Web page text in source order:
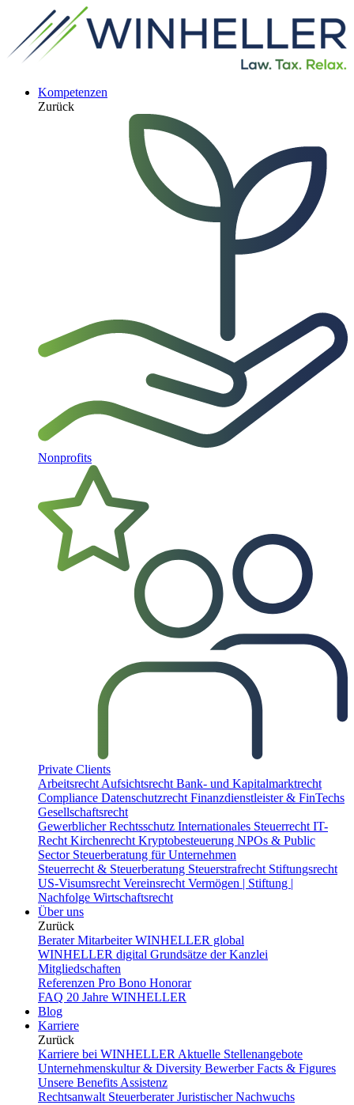
Kompetenzen
Zurück
Nonprofits
Private Clients
Arbeitsrecht Aufsichtsrecht Bank- und Kapitalmarktrecht
Compliance Datenschutzrecht Finanzdienstleister & FinTechs
Gesellschaftsrecht
Gewerblicher Rechtsschutz Internationales Steuerrecht IT-
Recht Kirchenrecht Kryptobesteuerung NPOs & Public
Sector Steuerberatung für Unternehmen
Steuerrecht & Steuerberatung Steuerstrafrecht Stiftungsrecht
US-Visumsrecht Vereinsrecht Vermögen | Stiftung |
Nachfolge Wirtschaftsrecht
Über uns
Zurück
BeraterMitarbeiterWINHELLER global
WINHELLER digital Grundsätze der Kanzlei
Mitgliedschaften
Referenzen Pro Bono Honorar
FAQ 20 Jahre WINHELLER
Blog
Karriere
Zurück
Karriere bei WINHELLER Aktuelle Stellenangebote
Unternehmenskultur & Diversity Bewerber Facts & Figures
Unsere Benefits Assistenz
Rechtsanwalt SteuerberaterJuristischer Nachwuchs